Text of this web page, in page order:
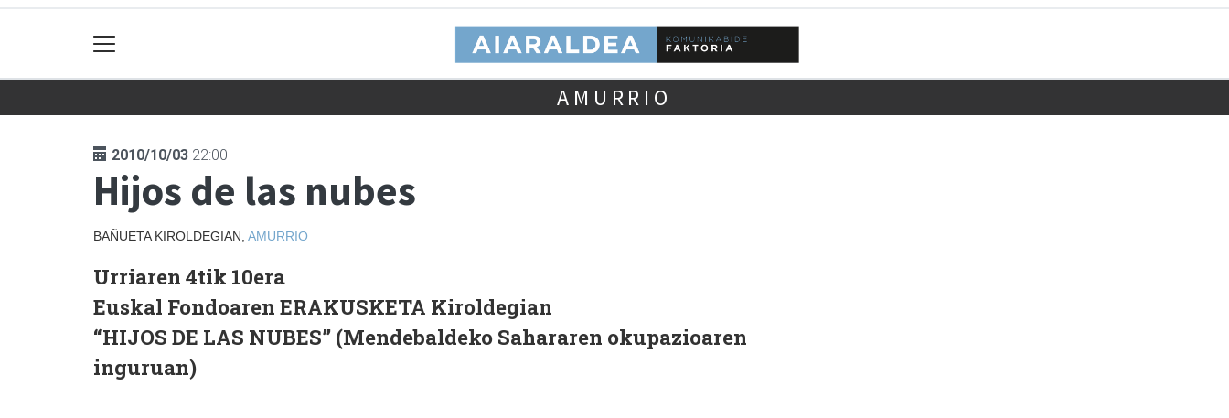
AMURRIO
2010/10/03 22:00
Hijos de las nubes
BAÑUETA KIROLDEGIAN, AMURRIO
Urriaren 4tik 10era
Euskal Fondoaren ERAKUSKETA Kiroldegian
“HIJOS DE LAS NUBES” (Mendebaldeko Sahararen okupazioaren
inguruan)